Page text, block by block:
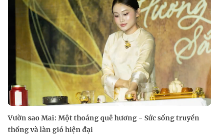
Vườn sao Mai: Một thoáng quê hương - Sức sống truyền
thống và làn gió hiện đại